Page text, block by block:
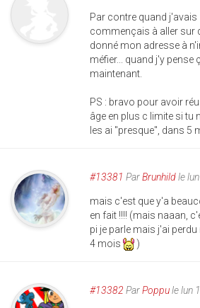
Par contre quand j'avais
commençais à aller sur
donné mon adresse à
méfier... quand j'y pense
maintenant.
PS : bravo pour avoir
âge en plus c limite si tu
les ai "presque", dans 5
#13381 ParBrunhildle
mais c'est que y'a
en fait !!!! (mais naaan,
pi je parle mais j'ai
4 mois
)
#13382 ParPoppule lun